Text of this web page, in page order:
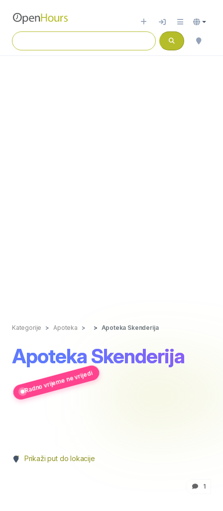
Kategorije Apoteka Apoteka Skenderija
Apoteka Skenderija
Radno vrijeme ne vrijedi
Prikaži put do lokacije
1